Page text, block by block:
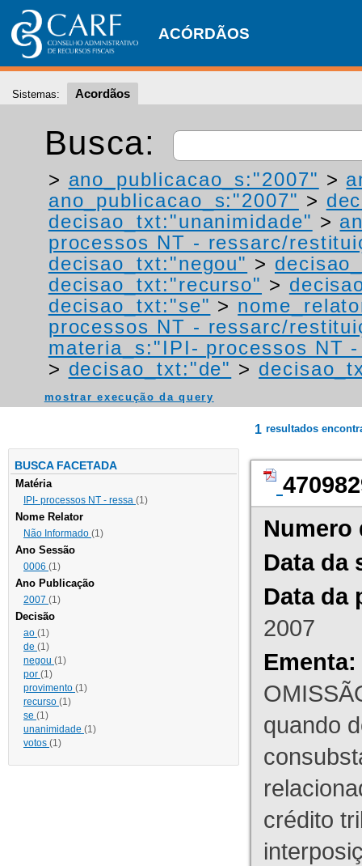
ACÓRDÃOS
Sistemas: Acordãos
Busca:
> ano_publicacao_s:"2007" >
ano_publicacao_s:"2007" >
decisao_txt:"unanimidade" >
processos NT - ressarc/
decisao_txt:"negou" >
decisao_txt:"recurso" >
decisao_txt:"se" >
processos NT - ressarc/
materia_s:"IPI- processos NT
> decisao_txt:"de" >
mostrar execução da query
BUSCA FACETADA
Matéria
IPI- processos NT - ressa (1)
Nome Relator
Não Informado (1)
Ano Sessão
0006 (1)
Ano Publicação
2007 (1)
Decisão
ao (1)
de (1)
negou (1)
por (1)
provimento (1)
recurso (1)
se (1)
unanimidade (1)
votos (1)
1 resultados
Numero
Data da
Data da
2007
Ementa:
quando
crédito